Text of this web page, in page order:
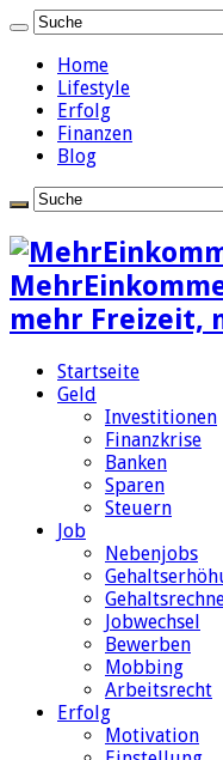
Home
Lifestyle
Erfolg
Finanzen
Blog
mehr Freizeit,
Startseite
Geld
Investitionen
Finanzkrise
Banken
Sparen
Steuern
Job
Nebenjobs
Jobwechsel
Bewerben
Mobbing
Arbeitsrecht
Erfolg
Motivation